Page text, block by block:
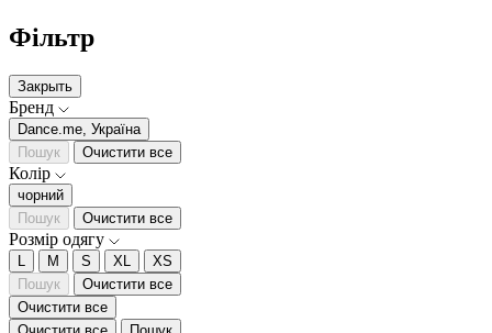
Фільтр
Закрыть
Бренд
Dance.me, Україна
Пошук
Очистити все
Колір
чорний
Пошук
Очистити все
Розмір одягу
M S XL
XS
Пошук
Очистити все
Очистити все